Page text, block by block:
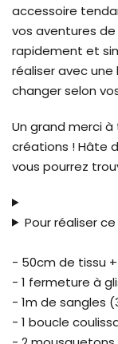
accessoire
vos aventures
rapidement et
réaliser avec
changer selon
Un grand merci
créations ! Hâte
vous pourrez
Pour réaliser
- 50cm de tissu
- 1 fermeture à
- 1m de sangles
- 1 boucle